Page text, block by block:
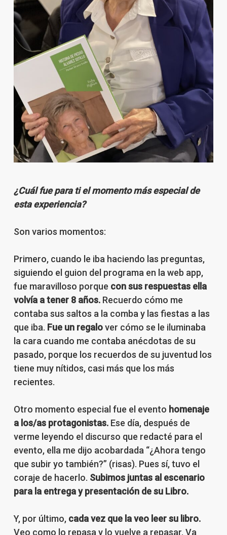
¿Cuál fue para ti el momento más especial de
esta experiencia?
Son varios momentos:
Primero, cuando le iba haciendo las preguntas,
siguiendo el guion del programa en la web app,
fue maravilloso porque con sus respuestas ella
volvía a tener 8 años.Recuerdo cómo me
contaba sus saltos a la comba y las fiestas a las
que iba. Fue un regalover cómo se le iluminaba
la cara cuando me contaba anécdotas de su
pasado, porque los recuerdos de su juventud los
tiene muy nítidos, casi más que los más
recientes.
Otro momento especial fue el evento homenaje
a los/as protagonistas.Ese día, después de
verme leyendo el discurso que redacté para el
evento, ella me dijo acobardada “¿Ahora tengo
que subir yo también?” (risas). Pues sí, tuvo el
coraje de hacerlo. Subimos juntas al escenario
para la entrega y presentación de su Libro.
Y, por último, cada vez que la veo leer su libro.
Veo como lo repasa y lo vuelve a repasar. Va